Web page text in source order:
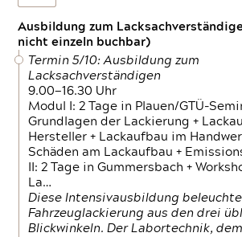
Ausbildung zum
nicht einzeln buchbar)
Termin 5/10: Ausbildung zum
Lacksachverständigen
9.00—16.30 Uhr
Modul I: 2 Tage in Plauen/GTÜ-
Grundlagen der Lackierung +
Hersteller + Lackaufbau im
Schäden am Lackaufbau +
II: 2 Tage in Gummersbach +
La…
Diese Intensivausbildung
Fahrzeuglackierung aus den drei
Blickwinkeln. Der Labortechnik,